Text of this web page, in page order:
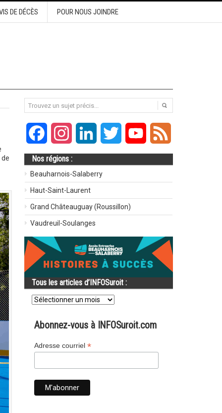
DE DÉCÈS POUR NOUS JOINDRE
FacebookInstagramLinkedIn Twitter YouTube
Nos régions :
Beauharnois-Salaberry
Haut-Saint-Laurent
Grand Châteauguay (Roussillon)
Vaudreuil-Soulanges
Tous les articles d’INFOSuroit :
Tous
les
d’INFOSuroit
Abonnez-vous à INFOSuroit.com
Adresse courriel *